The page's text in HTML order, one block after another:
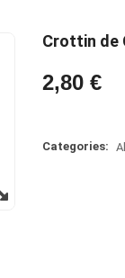
Crottin de
2,80 €
Categories: